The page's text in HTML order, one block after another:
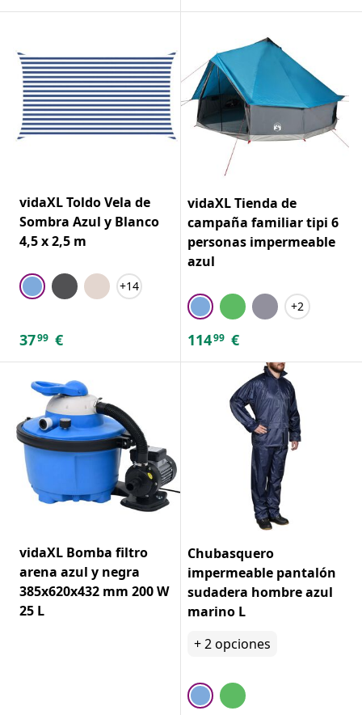
vidaXL Toldo Vela de
Sombra Azul y Blanco
4,5 x 2,5 m
+14
3799 €
vidaXL Tienda de
campaña familiar tipi 6
personas impermeable
azul
+2
11499 €
vidaXL Bomba filtro
arena azul y negra
385x620x432 mm 200 W
25 L
Chubasquero
impermeable pantalón
sudadera hombre azul
marino L
+2opciones